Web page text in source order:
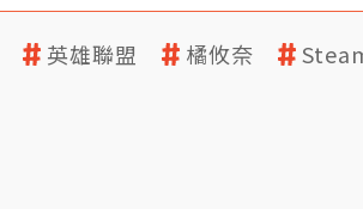
英雄聯盟 橘攸奈